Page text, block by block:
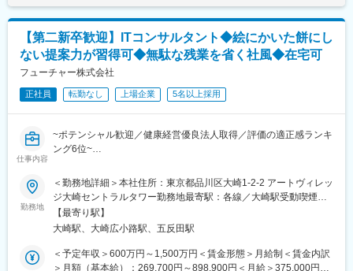
・結果、サービス稼働中における難易度の高い切り替えを無事に
完遂
■働き方
・兼業（副業）OK
・土日や祝日にプラスして、個人で設定できる「フレキシブル休
日」があります（2024年度は14日間。日数は年度によって前後し
児休暇」や時短勤務の選択等、育児と仕事の両立支援をする制度
があります。また、産前産後休暇、育児休職は法に則った取得が
変更の範囲：無
出張については担当プロジェクトにもよりますが2～3か月に1回
程度の日帰り出張がございます。
＜具体的な業務内容＞
定、マニュアル・ルール作成の支援、データ移行といった「導入
支援サービス」を担当していただきます 。
に関するアドバイスなど、お客様を成功に導くためのコンサルテ
ィングサービスを提供していただきます。
追加の支援が必要ないかなどを確認し、広く、深く、長く支援し
ていただきます。
※勤怠、給与、経費、購買、会計など、多くのシステムと連携する
点が魅力です
【第二新卒歓迎】ITコンサルタント◆絵にかいた餅にし
ない提案力が習得可◆無駄な残業を省く社風◆在宅可
フューチャー株式会社
正社員 転勤なし 上場企業 5名以上採用
仕事内容
~ポテンシャル歓迎／健康経営優良法人取得／評価の適正感ランキ
ング6位~
●課題特定から開発・運用保守まで一貫支援！「無いものは作る」
をモットーに顧客課題にとことん寄り添う！
●明瞭評価の一貫として全社員の頑張りをアピールするプレゼンの
場あり
●在宅、中抜けなど業務に応じてフレキシブルかつ効率的に働く文
勤務地
＜勤務地詳細＞本社住所：東京都品川区大崎1-2-2 アートヴィレッ
ジ大崎セントラルタワー勤務地最寄駅：各線／大崎駅受動喫煙対
策：屋内全面禁煙
【最寄り駅】
大崎駅、大崎広小路駅、五反田駅
＜予定年収＞600万円～1,500万円＜賃金形態＞月給制＜賃金内訳
＞月額（基本給）：269,700円～898,900円＜月給＞375,000円～